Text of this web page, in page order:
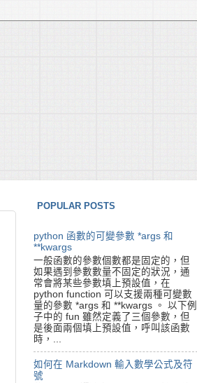
POPULAR POSTS
python 函數的可變參數 *args 和
**kwargs
一般函數的參數個數都是固定的，但
如果遇到參數數量不固定的狀況，通
常會將某些參數填上預設值，在
python function 可以支援兩種可變數
量的參數 *args 和 **kwargs 。 以下例
子中的 fun 雖然定義了三個參數，但
是後面兩個填上預設值，呼叫該函數
時，...
如何在 Markdown 輸入數學公式及符
號